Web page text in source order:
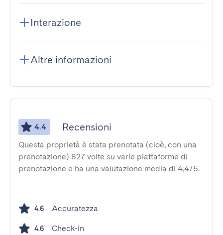
Interazione
Altre informazioni
4.4 Recensioni
Questa proprietà è stata prenotata (cioè, con una
prenotazione) 827 volte su varie piattaforme di
prenotazione e ha una valutazione media di 4,4/5.
4.6 Accuratezza
4.6 Check-in